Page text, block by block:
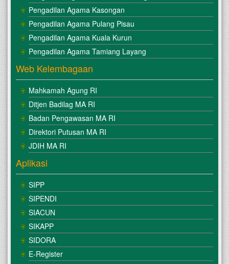
Pengadilan Agama Kasongan
Pengadilan Agama Pulang Pisau
Pengadilan Agama Kuala Kurun
Pengadilan Agama Tamiang Layang
Web Kelembagaan
Mahkamah Agung RI
Ditjen Badilag MA RI
Badan Pengawasan MA RI
Direktori Putusan MA RI
JDIH MA RI
Aplikasi
SIPP
SIPENDI
SIACUN
SIKAPP
SIDORA
E-Register